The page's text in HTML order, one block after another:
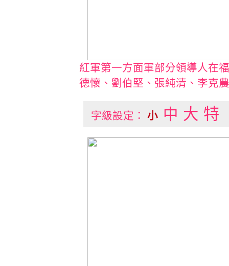
紅軍第一方面軍部分領導人在
德懷、劉伯堅、張純清、李克
字級設定： 小 中 大 特